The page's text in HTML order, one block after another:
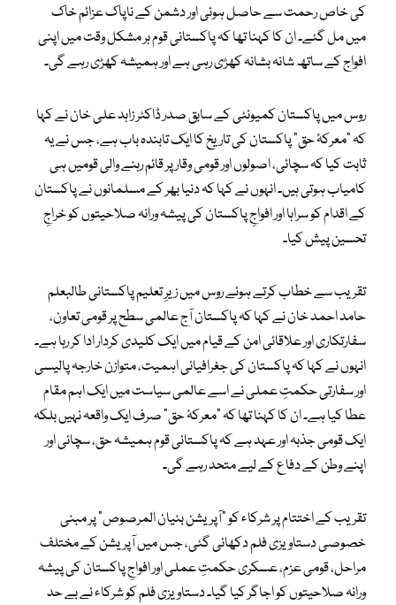
کی خاص رحمت سے حاصل ہوئی اور دشمن کے ناپاک عزائم خاک
میں مل گئے۔ ان کا کہنا تھا کہ پاکستانی قوم ہر مشکل وقت میں اپنی
افواج کے ساتھ شانہ بشانہ کھڑی رہی ہے اور ہمیشہ کھڑی رہے گی۔
روس میں پاکستان کمیونٹی کے سابق صدر ڈاکٹر زاہد علی خان نے کہا
کہ “معرکۂ حق” پاکستان کی تاریخ کا ایک تابندہ باب ہے، جس نے یہ
ثابت کیا کہ سچائی، اصولوں اور قومی وقار پر قائم رہنے والی قومیں ہی
کامیاب ہوتی ہیں۔ انہوں نے کہا کہ دنیا بھر کے مسلمانوں نے پاکستان
کے اقدام کو سراہا اور افواجِ پاکستان کی پیشہ ورانہ صلاحیتوں کو خراجِ
تحسین پیش کیا۔
تقریب سے خطاب کرتے ہوئے روس میں زیرِ تعلیم پاکستانی طالبعلم
حامد احمد خان نے کہا کہ پاکستان آج عالمی سطح پر قومی تعاون،
سفارتکاری اور علاقائی امن کے قیام میں ایک کلیدی کردار ادا کر رہا ہے۔
انہوں نے کہا کہ پاکستان کی جغرافیائی اہمیت، متوازن خارجہ پالیسی
اور سفارتی حکمتِ عملی نے اسے عالمی سیاست میں ایک اہم مقام
عطا کیا ہے۔ ان کا کہنا تھا کہ “معرکۂ حق” صرف ایک واقعہ نہیں بلکہ
ایک قومی جذبہ اور عہد ہے کہ پاکستانی قوم ہمیشہ حق، سچائی اور
اپنے وطن کے دفاع کے لیے متحد رہے گی۔
تقریب کے اختتام پر شرکاء کو “آپریشن بنیان المرصوص” پر مبنی
خصوصی دستاویزی فلم دکھائی گئی، جس میں آپریشن کے مختلف
مراحل، قومی عزم، عسکری حکمتِ عملی اور افواجِ پاکستان کی پیشہ
ورانہ صلاحیتوں کو اجاگر کیا گیا۔ دستاویزی فلم کو شرکاء نے بے حد